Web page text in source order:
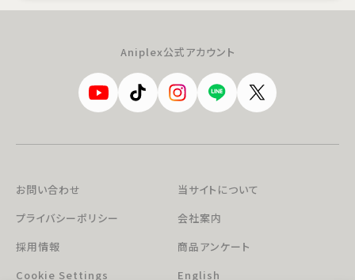
Aniplex公式アカウント
お問い合わせ
当サイトについて
プライバシーポリシー
会社案内
採用情報
商品アンケート
Cookie Settings
English